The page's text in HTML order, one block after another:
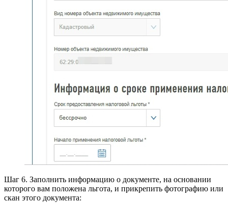
Шаг 6. Заполнить информацию о документе, на основании
которого вам положена льгота, и прикрепить фотографию или
скан этого документа: